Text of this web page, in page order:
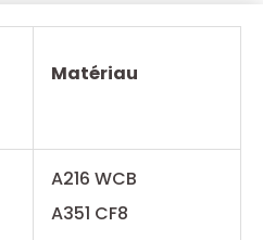
Matériau
A216 WCB
A351 CF8